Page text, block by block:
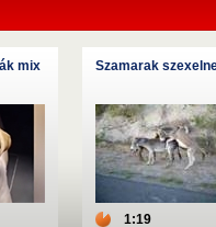
mix Szamarak
1:19